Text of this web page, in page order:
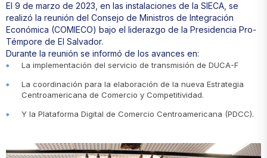
El 9 de marzo de 2023, en las instalaciones de la SIECA, se
realizó la reunión del Consejo de Ministros de Integración
Económica (COMIECO) bajo el liderazgo de la Presidencia Pro-
Témpore de El Salvador.
Durante la reunión se informó de los avances en:
La implementación del servicio de transmisión de DUCA-F
La coordinación para la elaboración de la nueva Estrategia
Centroamericana de Comercio y Competitividad.
Y la Plataforma Digital de Comercio Centroamericana (PDCC).